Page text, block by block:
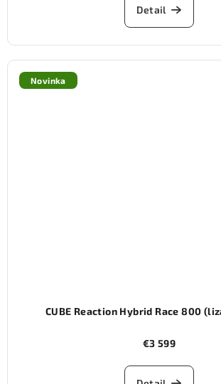
Detail
Novinka
CUBE Reaction Hybrid Race 800
€3 599